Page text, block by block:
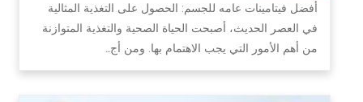
أفضل فيتامينات عامه للجسم: الحصول على التغذية المثالية
في العصر الحديث، أصبحت الحياة الصحية والتغذية المتوازنة
من أهم الأمور التي يجب الاهتمام بها. ومن أج…